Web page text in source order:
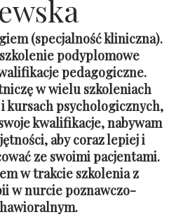
(specjalność kliniczna).
podyplomowe
pedagogiczne.
w wielu szkoleniach
kursach psychologicznych,
kwalifikacje, nabywam
aby coraz lepiej i
ze swoimi pacjentami.
w trakcie szkolenia z
w nurcie poznawczo-